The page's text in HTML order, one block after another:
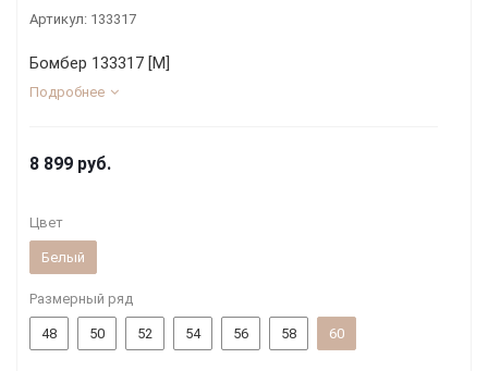
Артикул: 133317
Бомбер 133317 [М]
Подробнее
8 899 руб.
Цвет
Белый
Размерный ряд
48 50 52 54 56 58 60